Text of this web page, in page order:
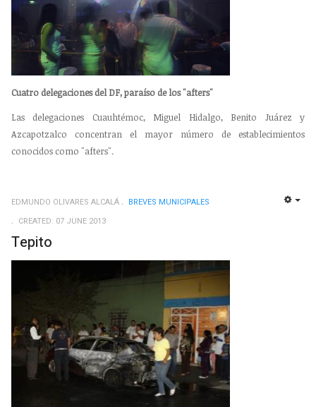
Cuatro delegaciones del DF, paraíso de los "afters"
Las delegaciones Cuauhtémoc, Miguel Hidalgo, Benito Juárez y
Azcapotzalco concentran el mayor número de establecimientos
conocidos como "afters".
EDMUNDO OLIVARES ALCALÁ
BREVES MUNICIPALES
CREATED: 07 JUNE 2013
Tepito